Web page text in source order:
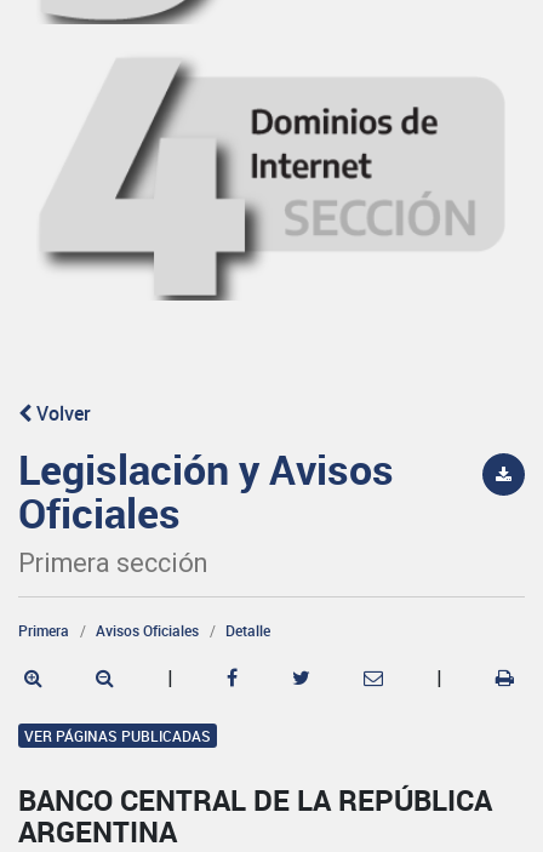
Volver
Legislación y Avisos
Oficiales
Primera sección
Primera Avisos Oficiales Detalle
| |
VER PÁGINAS PUBLICADAS
BANCO CENTRAL DE LA REPÚBLICA
ARGENTINA